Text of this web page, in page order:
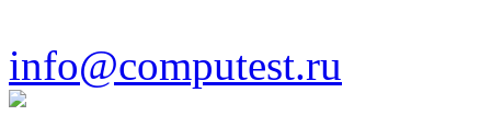
info@computest.ru